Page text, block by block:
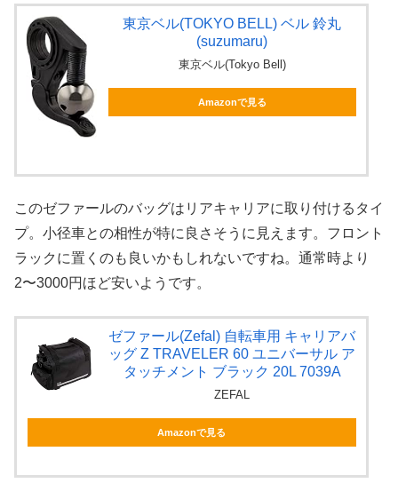
東京ベル(TOKYO BELL) ベル 鈴丸
(suzumaru)
東京ベル(Tokyo Bell)
Amazonで見る
このゼファールのバッグはリアキャリアに取り付けるタイ
プ。小径車との相性が特に良さそうに見えます。フロント
ラックに置くのも良いかもしれないですね。通常時より
2〜3000円ほど安いようです。
ゼファール(Zefal) 自転車用 キャリアバ
ッグ Z TRAVELER 60 ユニバーサル ア
タッチメント ブラック 20L 7039A
ZEFAL
Amazonで見る